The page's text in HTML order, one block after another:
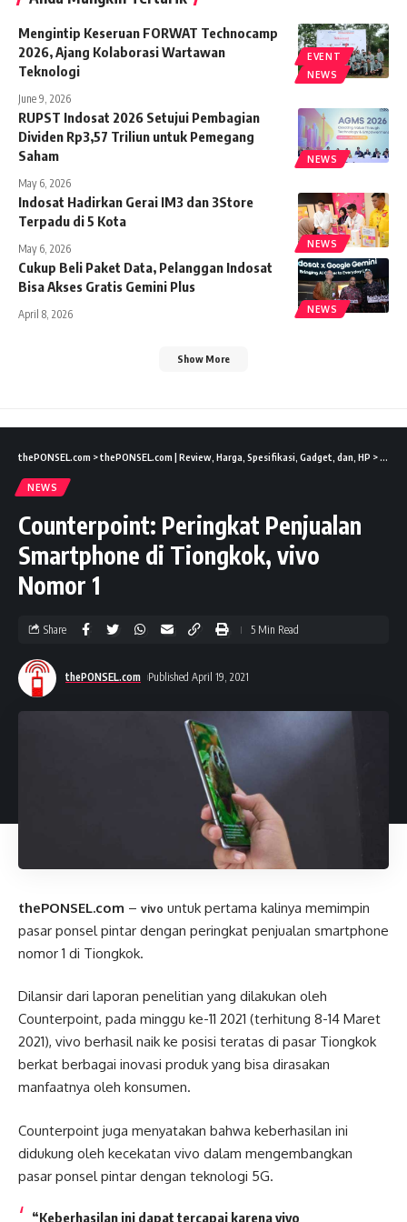
EVENT
NEWS
Mengintip Keseruan FORWAT Technocamp
2026, Ajang Kolaborasi Wartawan
Teknologi
June 9, 2026
NEWS
RUPST Indosat 2026 Setujui Pembagian
Dividen Rp3,57 Triliun untuk Pemegang
Saham
May 6, 2026
NEWS
Indosat Hadirkan Gerai IM3 dan 3Store
Terpadu di 5 Kota
May 6, 2026
NEWS
Cukup Beli Paket Data, Pelanggan Indosat
Bisa Akses Gratis Gemini Plus
April 8, 2026
Show More
thePONSEL.com >thePONSEL.com | Review, Harga, Spesifikasi, Gadget, dan, HP > News
NEWS
Counterpoint: Peringkat Penjualan
Smartphone di Tiongkok, vivo
Nomor 1
thePONSEL.com Published April 19, 2021
Share 5 Min Read
thePONSEL.com – vivo untuk pertama kalinya memimpin
pasar ponsel pintar dengan peringkat penjualan smartphone
nomor 1 di Tiongkok.
Dilansir dari laporan penelitian yang dilakukan oleh
Counterpoint, pada minggu ke-11 2021 (terhitung 8-14 Maret
2021), vivo berhasil naik ke posisi teratas di pasar Tiongkok
berkat berbagai inovasi produk yang bisa dirasakan
manfaatnya oleh konsumen.
Counterpoint juga menyatakan bahwa keberhasilan ini
didukung oleh kecekatan vivo dalam mengembangkan
pasar ponsel pintar dengan teknologi 5G.
“Keberhasilan ini dapat tercapai karena vivo